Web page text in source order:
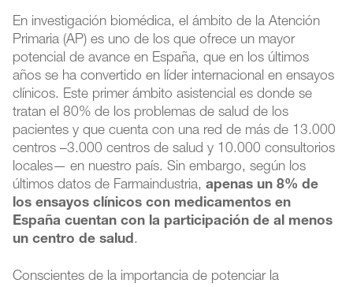
En investigación biomédica, el ámbito de la Atención
Primaria (AP) es uno de los que ofrece un mayor
potencial de avance en España, que en los últimos
años se ha convertido en líder internacional en ensayos
clínicos. Este primer ámbito asistencial es donde se
tratan el 80% de los problemas de salud de los
pacientes y que cuenta con una red de más de 13.000
centros –3.000 centros de salud y 10.000 consultorios
locales— en nuestro país. Sin embargo, según los
últimos datos de Farmaindustria,apenas un 8% de
los ensayos clínicos con medicamentos en
España cuentan con la participación de al menos
un centro de salud.
Conscientes de la importancia de potenciar la